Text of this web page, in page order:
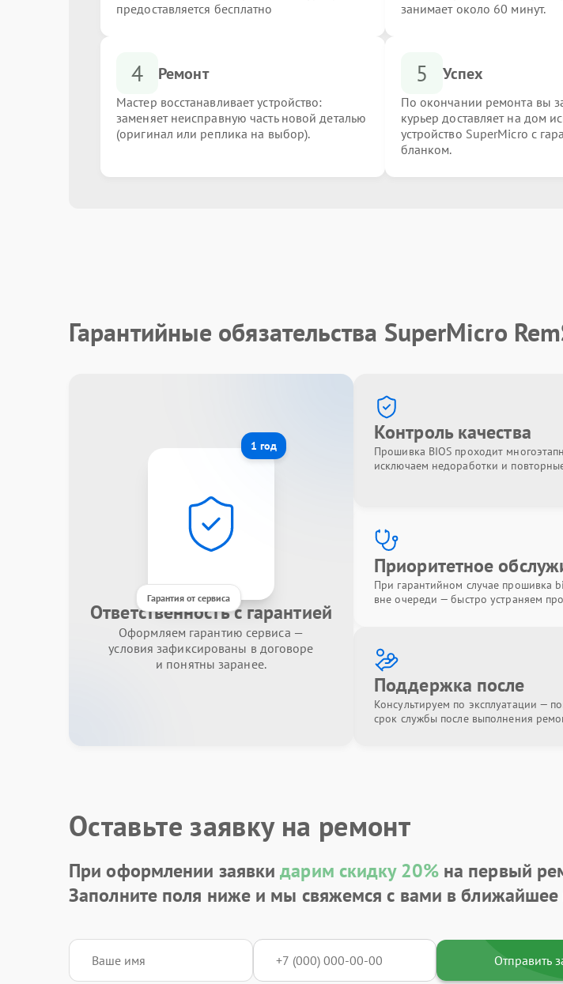
предоставляется бесплатно
занимает около 60 минут.
4 Ремонт
Мастер восстанавливает устройство:
заменяет неисправную часть новой деталью
(оригинал или реплика на выбор).
5 Успех
По окончании ремонта вы
курьер доставляет на дом
устройство SuperMicro с
бланком.
Гарантийные обязательства SuperMicro
1 год
Гарантия от сервиса
Ответственность с гарантией
Оформляем гарантию сервиса —
условия зафиксированы в договоре
и понятны заранее.
Контроль качества
Прошивка BIOS проходит
исключаем недоработки и
Приоритетное
При гарантийном случае прошивка
вне очереди — быстро устраняем
Поддержка после
Консультируем по эксплуатации —
срок службы после выполнения
Оставьте заявку на ремонт
При оформлении заявкидарим скидку 20%на первый
Заполните поля ниже и мы свяжемся с вами в
Отправить